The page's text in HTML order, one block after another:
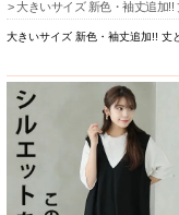
大きいサイズ 新色・袖丈追加!!
大きいサイズ 新色・袖丈追加!! 丈